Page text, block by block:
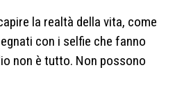
la realtà della vita, come
con i selfie che fanno
non è tutto. Non possono